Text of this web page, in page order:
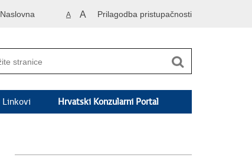
Naslovna A A Prilagodba pristupačnosti
Linkovi Hrvatski Konzularni Portal